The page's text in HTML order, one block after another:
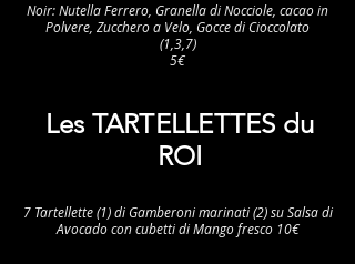
Noir: Nutella Ferrero, Granella di Nocciole, cacao in
Polvere, Zucchero a Velo, Gocce di Cioccolato
(1,3,7)
5€
Les TARTELLETTES du
ROI
7 Tartellette (1) di Gamberoni marinati (2) su Salsa di
Avocado con cubetti di Mango fresco 10€